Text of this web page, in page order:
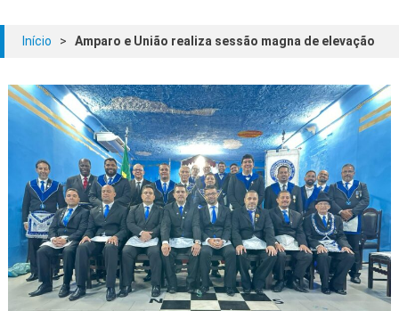
Início > Amparo e União realiza sessão magna de elevação